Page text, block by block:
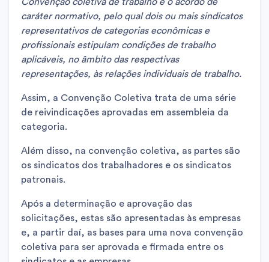
caráter normativo, pelo qual dois ou mais sindicatos
representativos de categorias econômicas e
profissionais estipulam condições de trabalho
aplicáveis, no âmbito das respectivas
representações, às relações individuais de trabalho.
Assim, a Convenção Coletiva trata de uma série
de reivindicações aprovadas em assembleia da
categoria.
Além disso, na convenção coletiva, as partes são
os sindicatos dos trabalhadores e os sindicatos
patronais.
Após a determinação e aprovação das
solicitações, estas são apresentadas às empresas
e, a partir daí, as bases para uma nova convenção
coletiva para ser aprovada e firmada entre os